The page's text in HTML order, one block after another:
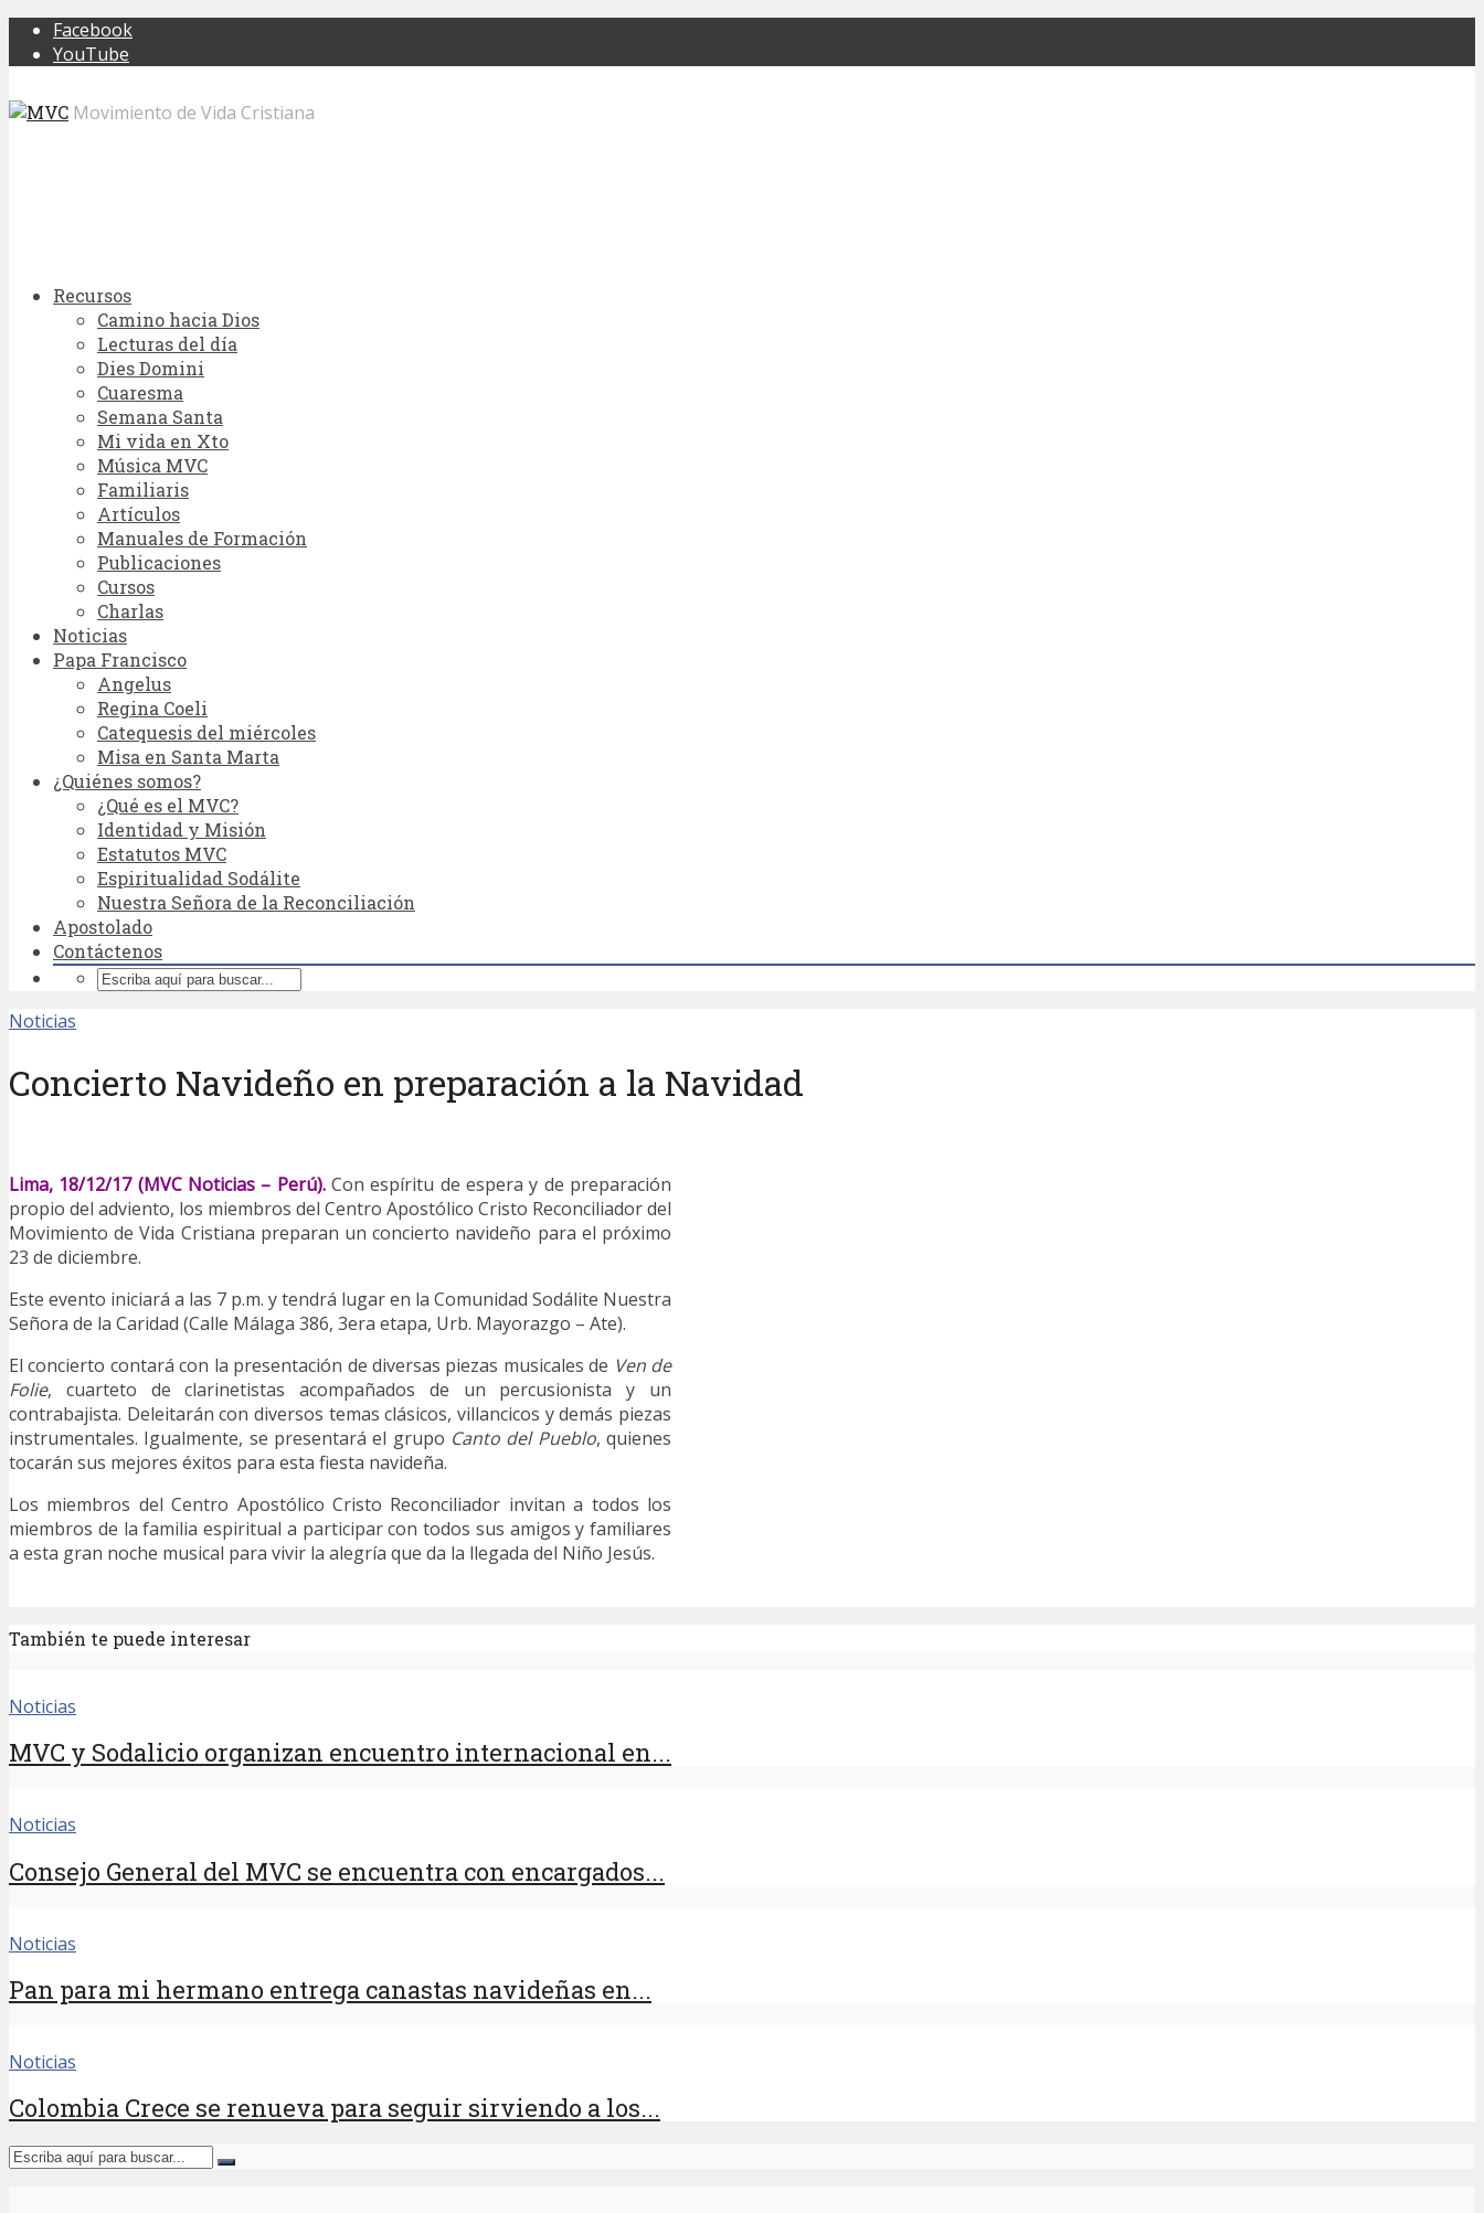
Facebook
YouTube
Movimiento de Vida Cristiana
Recursos
Camino hacia Dios
Lecturas del día
Dies Domini
Cuaresma
Semana Santa
Mi vida en Xto
Música MVC
Familiaris
Artículos
Manuales de Formación
Publicaciones
Cursos
Charlas
Noticias
Papa Francisco
Angelus
Regina Coeli
Catequesis del miércoles
Misa en Santa Marta
¿Quiénes somos?
¿Qué es el MVC?
Identidad y Misión
Estatutos MVC
Espiritualidad Sodálite
Nuestra Señora de la Reconciliación
Apostolado
Contáctenos
Noticias
Concierto Navideño en preparación a la Navidad
Lima, 18/12/17 (MVC Noticias – Perú). Con espíritu de espera y de preparación
propio del adviento, los miembros del Centro Apostólico Cristo Reconciliador del
Movimiento de Vida Cristiana preparan un concierto navideño para el próximo
23 de diciembre.
Este evento iniciará a las 7 p.m. y tendrá lugar en la Comunidad Sodálite Nuestra
Señora de la Caridad (Calle Málaga 386, 3era etapa, Urb. Mayorazgo – Ate).
El concierto contará con la presentación de diversas piezas musicales de Ven de
Folie, cuarteto de clarinetistas acompañados de un percusionista y un
contrabajista. Deleitarán con diversos temas clásicos, villancicos y demás piezas
instrumentales. Igualmente, se presentará el grupo Canto del Pueblo, quienes
tocarán sus mejores éxitos para esta fiesta navideña.
Los miembros del Centro Apostólico Cristo Reconciliador invitan a todos los
miembros de la familia espiritual a participar con todos sus amigos y familiares
a esta gran noche musical para vivir la alegría que da la llegada del Niño Jesús.
También te puede interesar
Noticias
MVC y Sodalicio organizan encuentro internacional en...
Noticias
Consejo General del MVC se encuentra con encargados...
Noticias
Pan para mi hermano entrega canastas navideñas en...
Noticias
Colombia Crece se renueva para seguir sirviendo a los...